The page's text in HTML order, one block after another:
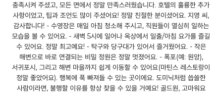
충족시켜 주셨고, 모든 면에서 정말 만족스러웠습니다. 호텔의 훌륭한 추가
사항이었고, 팁과 조언도 많이 주셨어요! 정말 친절한 분이셨어요. 지영 씨,
감사합니다! - 수영장은 매일 아침 청소해 주시고, 직원들이 열심히 일하는
모습을 볼 수 있어요. - 새벽 5시에 일어나 옥상에서 일출/아침 요가를 즐길
수 있어요. 정말 최고예요! - 탁구와 당구대가 있어서 즐거웠어요. - 작은
해변으로 바로 연결되는 비밀 정원은 정말 멋졌어요. - 폭포(예: 원앙),
서귀포시, 그리고 해변 마을까지 쉽게 이동할 수 있어요(마틴스 레스토랑이
정말 좋았어요). 행복에 푹 빠져들 수 있는 곳이에요. 도미닉처럼 씁쓸한
사람이라면, 불행할 이유를 항상 찾을 수 있을 거예요! 골드원, 고마워요